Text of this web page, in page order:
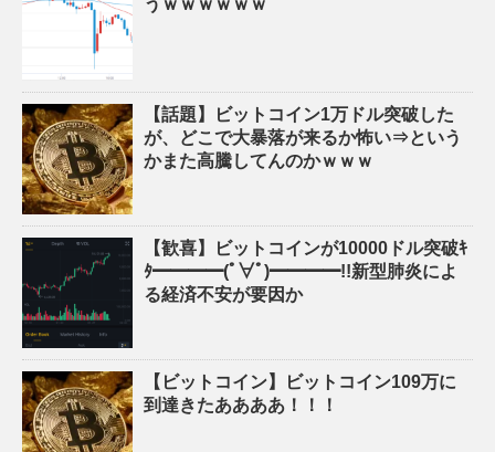
うｗｗｗｗｗｗ
【話題】ビットコイン1万ドル突破した
が、どこで大暴落が来るか怖い⇒という
かまた高騰してんのかｗｗｗ
【歓喜】ビットコインが10000ドル突破ｷ
ﾀ━━━━(ﾟ∀ﾟ)━━━━!!新型肺炎によ
る経済不安が要因か
【ビットコイン】ビットコイン109万に
到達きたああああ！！！